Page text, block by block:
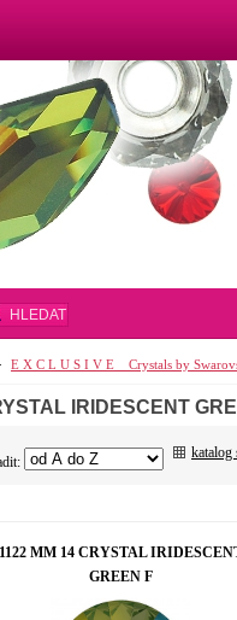
E X C L U S I V E _ Crystals by
IRIDESCENT
katalog
1122 MM 14 CRYSTAL
GREEN F
HLEDAT